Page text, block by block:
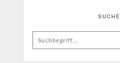
SUCHE
Search
for: